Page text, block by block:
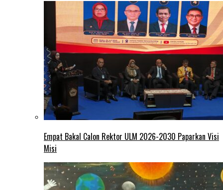
Empat Bakal Calon Rektor ULM 2026-2030 Paparkan Visi
Misi